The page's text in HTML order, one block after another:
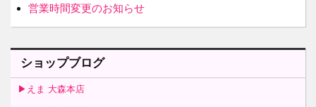
営業時間変更のお知らせ
ショップブログ
▶えま 大森本店